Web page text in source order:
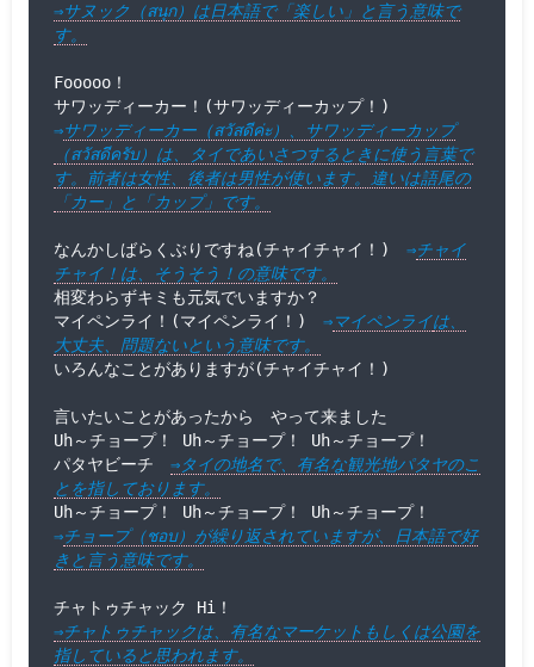
⇒サヌック（สนุก）は日本語で「楽しい」と言う意味で
す。
Fooooo！
⇒サワッディーカー（สวัสดีค่ะ）、サワッディーカップ
（สวัสดีครับ）は、タイであいさつするときに使う言葉で
す。前者は女性、後者は男性が使います。違いは語尾の
「カー」と「カップ」です。
なんかしばらくぶりですね(チャイチャイ！) ⇒チャイ
チャイ！は、そうそう！の意味です。
相変わらずキミも元気でいますか？
マイペンライ！(マイペンライ！) ⇒マイペンライは、
大丈夫、問題ないという意味です。
いろんなことがありますが(チャイチャイ！)
言いたいことがあったから　やって来ました
Uh～チョープ！ Uh～チョープ！ Uh～チョープ！
パタヤビーチ ⇒タイの地名で、有名な観光地パタヤのこ
とを指しております。
⇒チョープ（ชอบ）が繰り返されていますが、日本語で好
きと言う意味です。
⇒チャトゥチャックは、有名なマーケットもしくは公園を
指していると思われます。